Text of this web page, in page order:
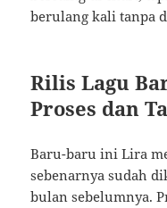
berulang kali tanpa
Rilis Lagu
Proses dan
Baru-baru ini Lira
sebenarnya sudah
bulan sebelumnya.